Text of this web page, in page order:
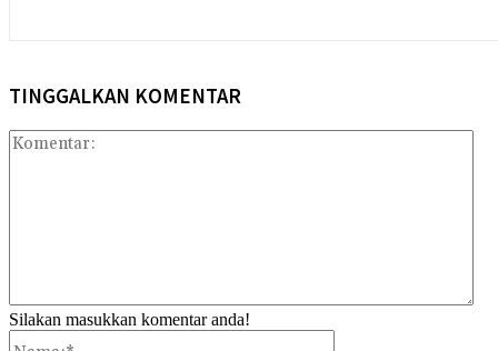
TINGGALKAN KOMENTAR
Silakan masukkan komentar anda!